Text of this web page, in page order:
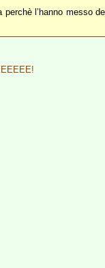
l’hanno messo